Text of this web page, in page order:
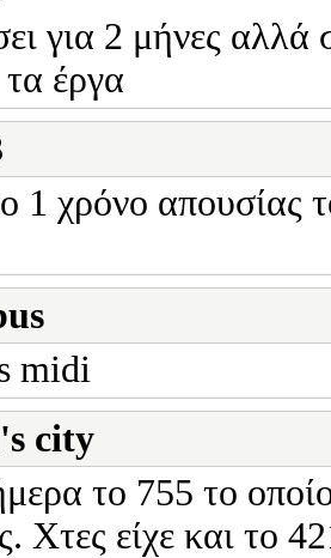
για 2 μήνες αλλά
έργα
1 χρόνο απουσίας
midi
city
το 755 το
Χτες είχε και το